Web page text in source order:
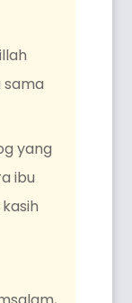
sama
yang
ibu